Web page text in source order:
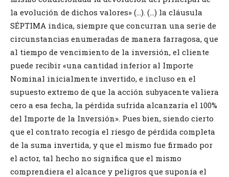
la evolución de dichos valores» (…). (…) la cláusula
SÉPTIMA indica, siempre que concurran una serie de
circunstancias enumeradas de manera farragosa, que
al tiempo de vencimiento de la inversión, el cliente
puede recibir «una cantidad inferior al Importe
Nominal inicialmente invertido, e incluso en el
supuesto extremo de que la acción subyacente valiera
cero a esa fecha, la pérdida sufrida alcanzaría el 100%
del Importe de la Inversión». Pues bien, siendo cierto
que el contrato recogía el riesgo de pérdida completa
de la suma invertida, y que el mismo fue firmado por
el actor, tal hecho no significa que el mismo
comprendiera el alcance y peligros que suponía el